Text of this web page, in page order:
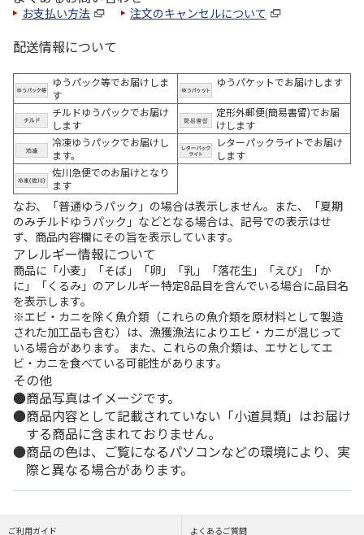
お支払い方法 注文のキャンセルについて
配送情報について
ゆうパック等でお届けしま
す
ゆうパケットでお届けします
チルドゆうパックでお届け
します
定形外郵便(簡易書留)でお届
けします
冷凍ゆうパックでお届けし
ます。
レターパックライトでお届け
します
佐川急便でのお届けとなり
ます
なお、「普通ゆうパック」の場合は表示しません。また、「夏期
のみチルドゆうパック」などとなる場合は、記号での表示はせ
ず、商品内容欄にその旨を表示しています。
アレルギー情報について
商品に「小麦」「そば」「卵」「乳」「落花生」「えび」「か
に」「くるみ」のアレルギー特定8品目を含んでいる場合に品目名
を表示します。
※エビ・カニを除く魚介類（これらの魚介類を原材料として製造
された加工品も含む）は、漁獲漁法によりエビ・カニが混じって
いる場合があります。 また、これらの魚介類は、エサとしてエ
ビ・カニを食べている可能性があります。
その他
商品写真はイメージです。
商品内容として記載されていない「小道具類」はお届け
する商品に含まれておりません。
商品の色は、ご覧になるパソコンなどの環境により、実
際と異なる場合があります。
ご利用ガイド よくあるご質問